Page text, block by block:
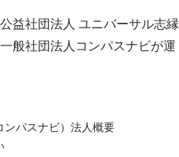
益社団法人 ユニバーサル志縁
般社団法人コンパスナビが運
ンパスナビ）法人概要